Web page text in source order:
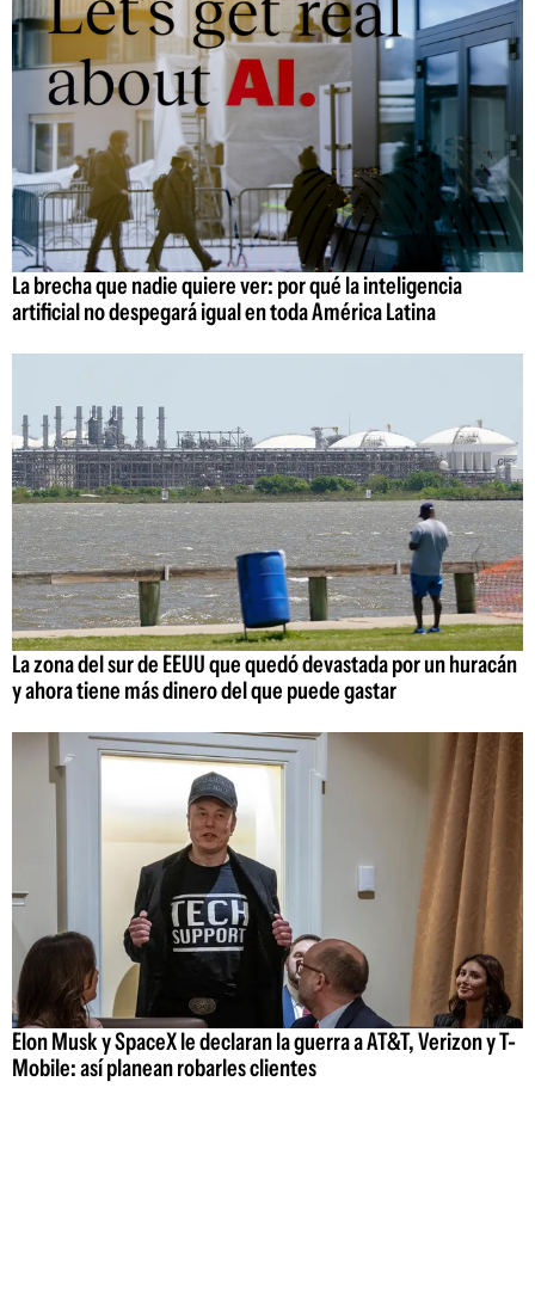
La brecha que nadie quiere ver: por qué la inteligencia
artificial no despegará igual en toda América Latina
La zona del sur de EEUU que quedó devastada por un huracán
y ahora tiene más dinero del que puede gastar
Elon Musk y SpaceX le declaran la guerra a AT&T, Verizon y T-
Mobile: así planean robarles clientes